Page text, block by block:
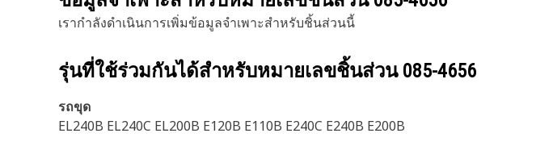
เรากำลังดำเนินการเพิ่มข้อมูลจำเพาะสำหรับชิ้นส่วนนี้
รุ่นที่ใช้ร่วมกันได้สำหรับหมายเลขชิ้นส่วน 085-4656
รถขุด
EL240B EL240C EL200B E120B E110B E240C E240B E200B